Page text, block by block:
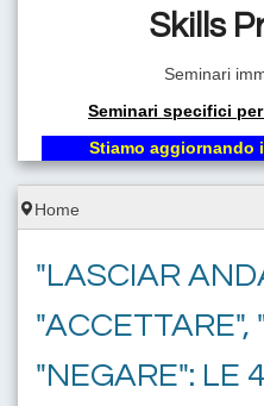
Il Coaching: la migliore
del nuovo millennio
Skills
Seminari
Seminari specifici
Stiamo aggiornando
Home
"LASCIAR
"ACCETTARE",
"NEGARE": LE